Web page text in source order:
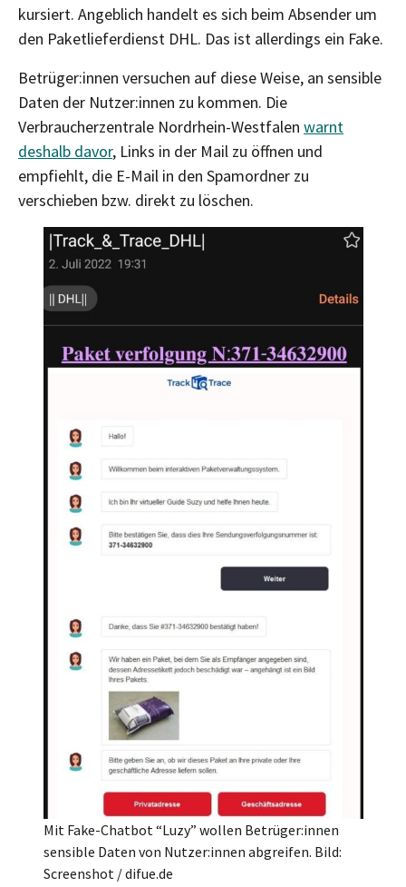
kursiert. Angeblich handelt es sich beim Absender um
den Paketlieferdienst DHL. Das ist allerdings ein Fake.
Betrüger:innen versuchen auf diese Weise, an sensible
Daten der Nutzer:innen zu kommen. Die
Verbraucherzentrale Nordrhein-Westfalen warnt
deshalb davor, Links in der Mail zu öffnen und
empfiehlt, die E-Mail in den Spamordner zu
verschieben bzw. direkt zu löschen.
Mit Fake-Chatbot “Luzy” wollen Betrüger:innen
sensible Daten von Nutzer:innen abgreifen. Bild:
Screenshot / difue.de